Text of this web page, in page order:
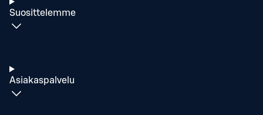
Suosittelemme
Asiakaspalvelu